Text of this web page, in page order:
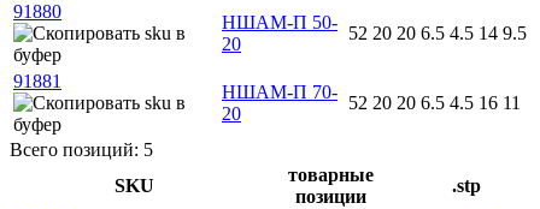
91880
НШАМ-П 50-
20
52 20 20 6.5 4.5 14 9.5
91881
НШАМ-П 70-
20
52 20 20 6.5 4.5 16 11
Всего позиций: 5
SKU
товарные
позиции
.stp